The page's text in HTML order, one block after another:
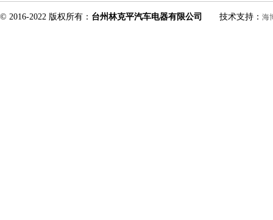
© 2016-2022 版权所有： 台州林克平汽车电器有限公司 技术支持： 海